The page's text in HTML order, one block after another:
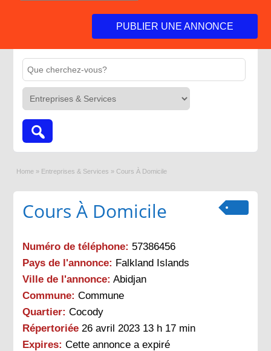
PUBLIER UNE ANNONCE
Home » Entreprises & Services » Cours À Domicile
Cours À Domicile
Numéro de téléphone: 57386456
Pays de l'annonce: Falkland Islands
Ville de l'annonce: Abidjan
Commune: Commune
Quartier: Cocody
Répertoriée 26 avril 2023 13 h 17 min
Expires: Cette annonce a expiré